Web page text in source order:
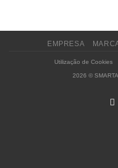
EMPRESA
Utilização de Cookies
2026 ©